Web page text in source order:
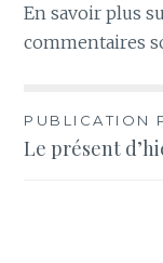
En savoir plus
commentaires
de
PUBLICATION
Le présent